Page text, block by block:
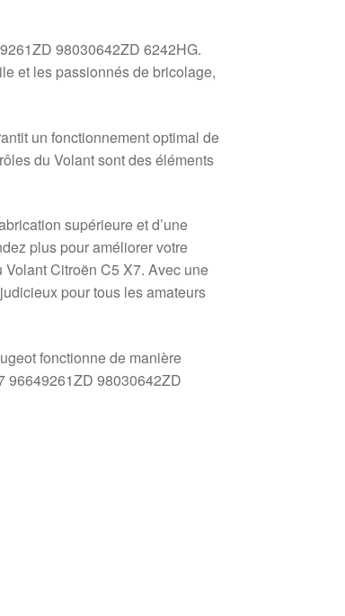
98030642ZD 6242HG.
et les passionnés de bricolage,
un fonctionnement optimal de
du Volant sont des éléments
supérieure et d’une
plus pour améliorer votre
Citroën C5 X7. Avec une
pour tous les amateurs
fonctionne de manière
96649261ZD 98030642ZD